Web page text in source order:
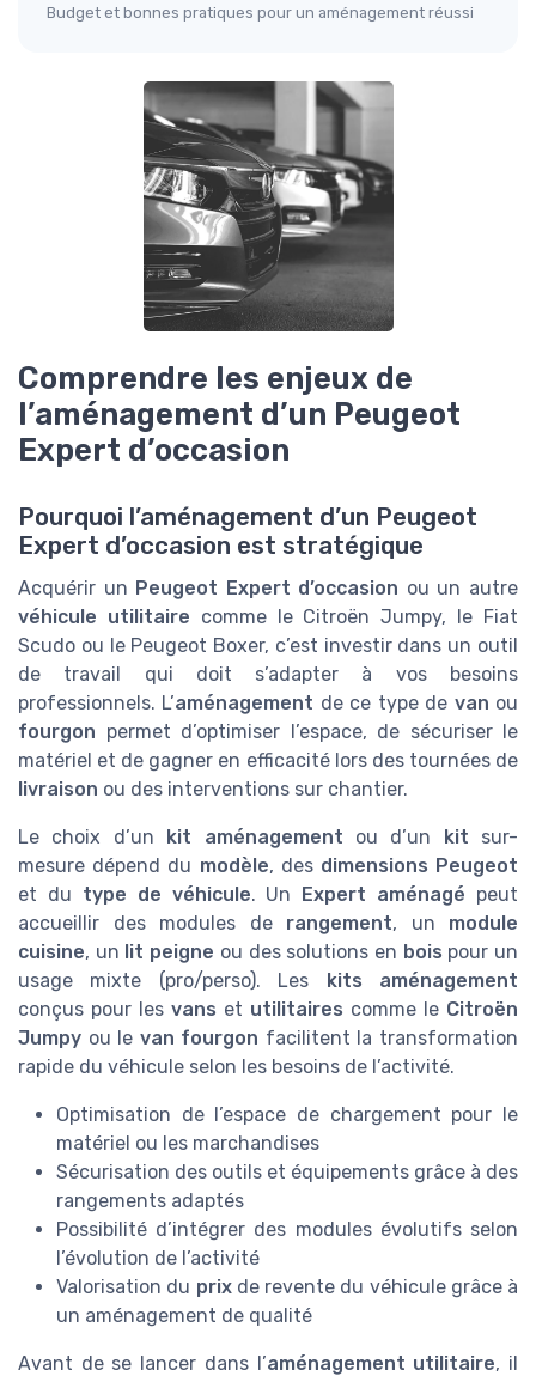
Budget et bonnes pratiques pour un aménagement réussi
Comprendre les enjeux de
l’aménagement d’un Peugeot
Expert d’occasion
Pourquoi l’aménagement d’un Peugeot
Expert d’occasion est stratégique
Acquérir un Peugeot Expert d’occasion ou un autre
véhicule utilitaire comme le Citroën Jumpy, le Fiat
Scudo ou le Peugeot Boxer, c’est investir dans un outil
de travail qui doit s’adapter à vos besoins
professionnels. L’aménagement de ce type de van ou
fourgon permet d’optimiser l’espace, de sécuriser le
matériel et de gagner en efficacité lors des tournées de
livraison ou des interventions sur chantier.
Le choix d’un kit aménagement ou d’un kit sur-
mesure dépend du modèle, des dimensions Peugeot
et du type de véhicule. Un Expert aménagé peut
accueillir des modules de rangement, un module
cuisine, un lit peigne ou des solutions en bois pour un
usage mixte (pro/perso). Les kits aménagement
conçus pour les vans et utilitaires comme le Citroën
Jumpy ou le van fourgon facilitent la transformation
rapide du véhicule selon les besoins de l’activité.
Optimisation de l’espace de chargement pour le
matériel ou les marchandises
Sécurisation des outils et équipements grâce à des
rangements adaptés
Possibilité d’intégrer des modules évolutifs selon
l’évolution de l’activité
Valorisation du prixde revente du véhicule grâce à
un aménagement de qualité
Avant de se lancer dans l’aménagement utilitaire, il